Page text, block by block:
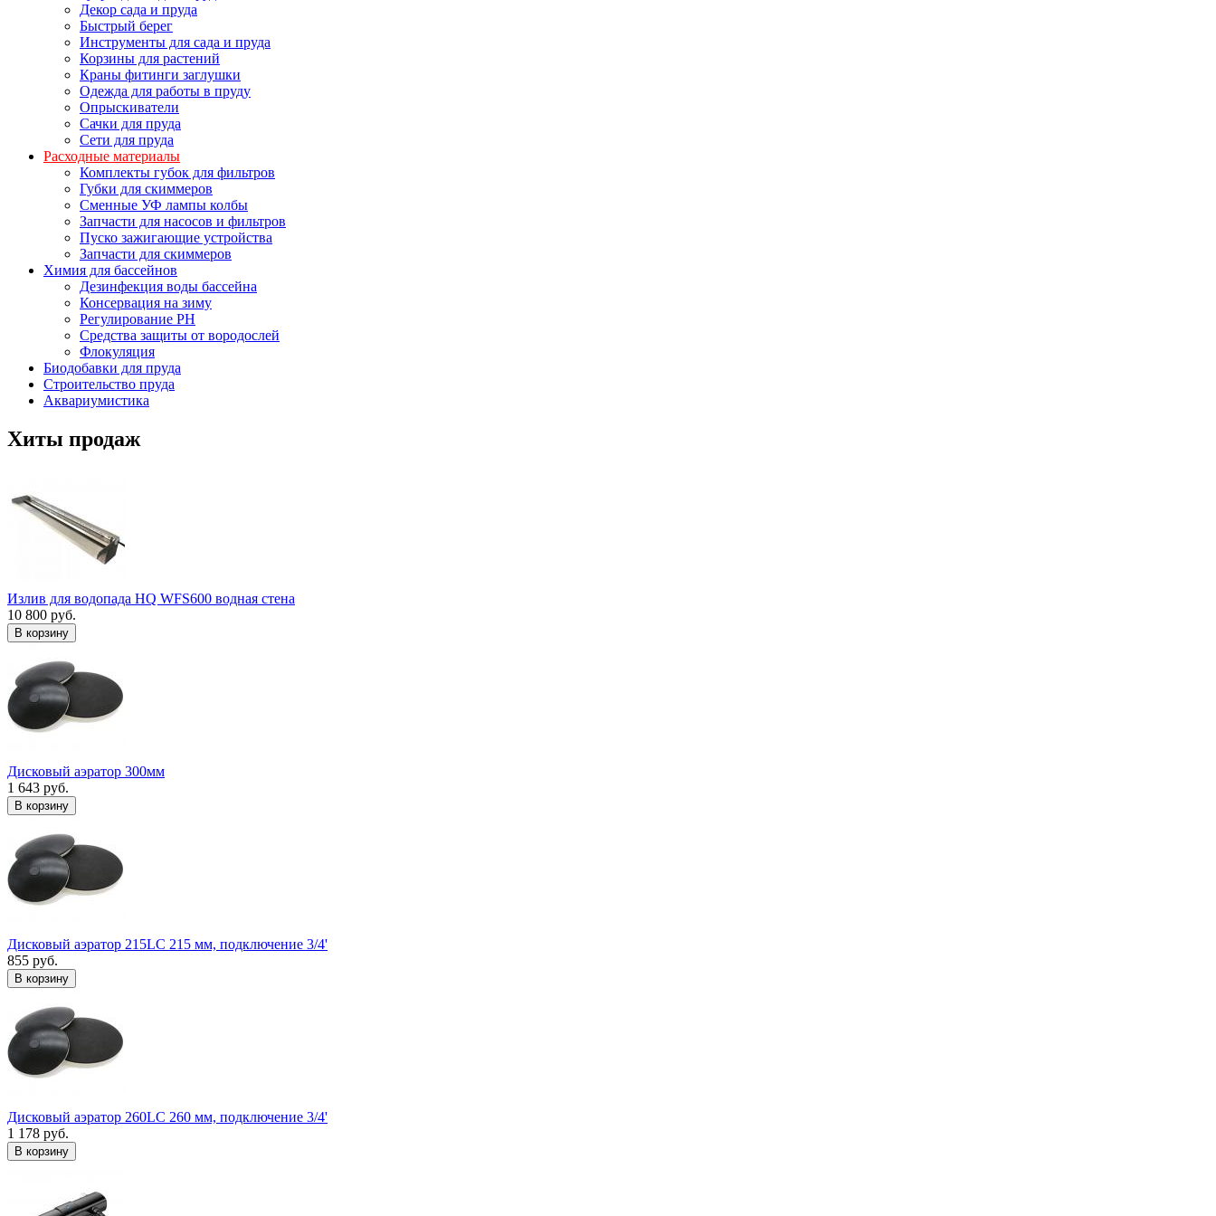
Декор сада и пруда
Быстрый берег
Инструменты для сада и пруда
Корзины для растений
Краны фитинги заглушки
Одежда для работы в пруду
Опрыскиватели
Сачки для пруда
Сети для пруда
Расходные материалы
Комплекты губок для фильтров
Губки для скиммеров
Сменные УФ лампы колбы
Запчасти для насосов и фильтров
Пуско зажигающие устройства
Запчасти для скиммеров
Химия для бассейнов
Дезинфекция воды бассейна
Консервация на зиму
Регулирование PH
Средства защиты от вородослей
Флокуляция
Биодобавки для пруда
Строительство пруда
Аквариумистика
Хиты продаж
Излив для водопада HQ WFS600 водная стена
10 800 руб.
В корзину
Дисковый аэратор 300мм
1 643 руб.
В корзину
Дисковый аэратор 215LC 215 мм, подключение 3/4'
855 руб.
В корзину
Дисковый аэратор 260LC 260 мм, подключение 3/4'
1 178 руб.
В корзину